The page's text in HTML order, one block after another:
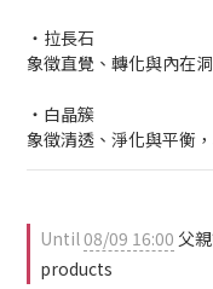
・拉長石
象徵直覺、轉化與內在
・白晶簇
象徵清透、淨化與平衡
Until08/09 16:00 父
products